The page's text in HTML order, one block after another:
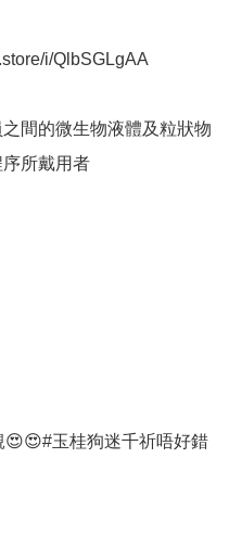
i/QlbSGLgAA
間的微生物液體及粒狀物
所戴用者
玉桂狗迷千祈唔好錯